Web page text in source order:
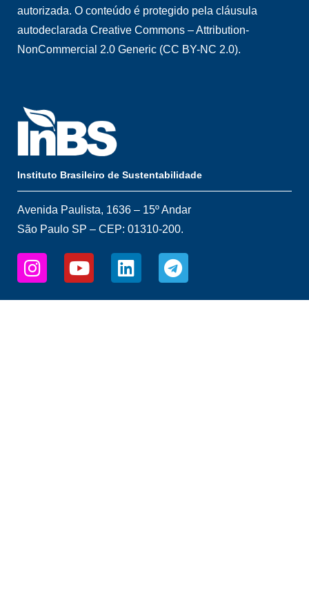
autorizada. O conteúdo é protegido pela cláusula
autodeclarada Creative Commons – Attribution-
NonCommercial 2.0 Generic (CC BY-NC 2.0).
Instituto Brasileiro de Sustentabilidade
Avenida Paulista, 1636 – 15º Andar
São Paulo SP – CEP: 01310-200.